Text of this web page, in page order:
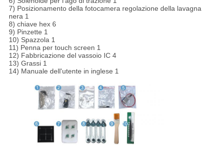
7) Posizionamento della fotocamera regolazione della lavagna
nera 1
8) chiave hex 6
9) Pinzette 1
10) Spazzola 1
11) Penna per touch screen 1
12) Fabbricazione del vassoio IC 4
13) Grassi 1
14) Manuale dell'utente in inglese 1